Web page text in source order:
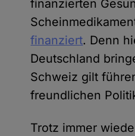
finanzierten
finanziert. Denn
Deutschland
Schweiz gilt
freundlichen
Trotz immer